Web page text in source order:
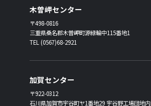
木曽岬センター
〒498-0816
三重県桑名郡木曽岬町源緑輪中115番地1
TEL (0567)68-2921
加賀センター
〒922-0312
石川県加賀市宇谷町ヤ1番地29 宇谷野工場団地内